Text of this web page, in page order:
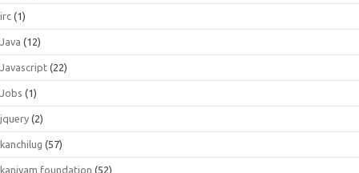
irc (1)
Java (12)
Javascript (22)
Jobs (1)
jquery (2)
kanchilug (57)
kaniyam foundation (52)